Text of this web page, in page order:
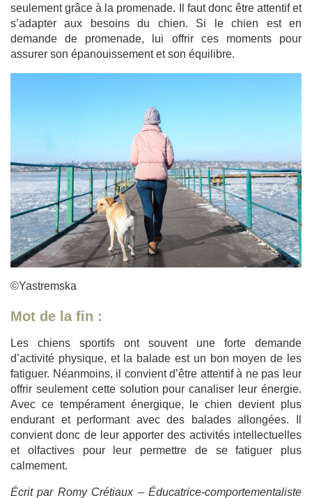
seulement grâce à la promenade. Il faut donc être attentif et
s’adapter aux besoins du chien. Si le chien est en
demande de promenade, lui offrir ces moments pour
assurer son épanouissement et son équilibre.
©Yastremska
Mot de la fin :
Les chiens sportifs ont souvent une forte demande
d’activité physique, et la balade est un bon moyen de les
fatiguer. Néanmoins, il convient d’être attentif à ne pas leur
offrir seulement cette solution pour canaliser leur énergie.
Avec ce tempérament énergique, le chien devient plus
endurant et performant avec des balades allongées. Il
convient donc de leur apporter des activités intellectuelles
et olfactives pour leur permettre de se fatiguer plus
calmement.
Écrit par Romy Crétiaux – Éducatrice-comportementaliste